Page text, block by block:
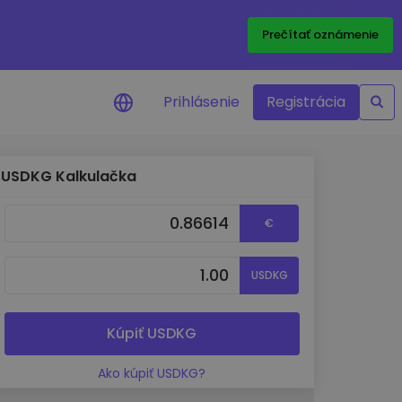
Prečítať oznámenie
pre optimálny
Prihlásenie Registrácia
USDKG Kalkulačka
€
USDKG
Kúpiť USDKG
Ako kúpiť USDKG?